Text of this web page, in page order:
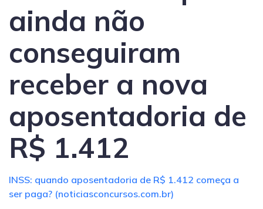
ainda não
conseguiram
receber a nova
aposentadoria de
R$ 1.412
INSS: quando aposentadoria de R$ 1.412 começa a
ser paga? (noticiasconcursos.com.br)